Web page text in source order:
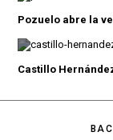
Pozuelo abre la
Castillo